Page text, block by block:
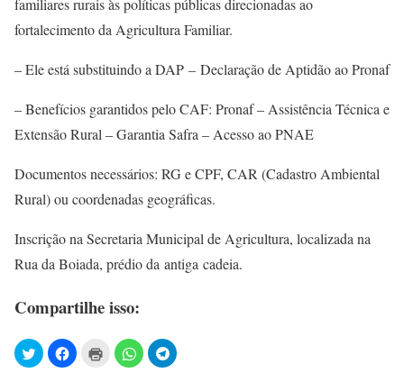
fortalecimento da Agricultura Familiar.
– Ele está substituindo a DAP – Declaração de Aptidão ao Pronaf
– Benefícios garantidos pelo CAF: Pronaf – Assistência Técnica e
Extensão Rural – Garantia Safra – Acesso ao PNAE
Documentos necessários: RG e CPF, CAR (Cadastro Ambiental
Rural) ou coordenadas geográficas.
Inscrição na Secretaria Municipal de Agricultura, localizada na
Rua da Boiada, prédio da antiga cadeia.
Compartilhe isso: